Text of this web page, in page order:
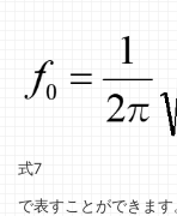
式7
で表すことができま